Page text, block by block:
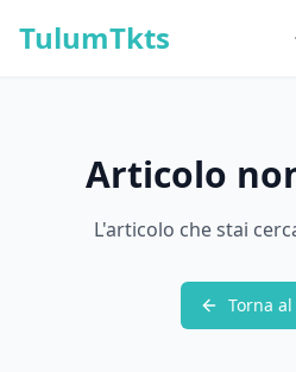
TulumTkts
Articolo
L'articolo che stai
Torna